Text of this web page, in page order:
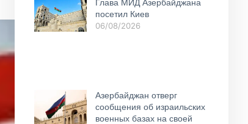
Глава МИД Азербайджана
посетил Киев
06/08/2026
Азербайджан отверг
сообщения об израильских
военных базах на своей